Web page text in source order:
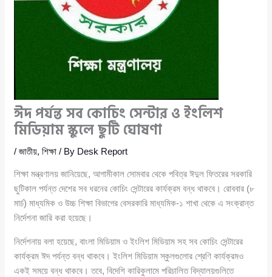
ঈদ পর্যন্ত সব কোচিং সেন্টার ও ইংলিশ
মিডিয়াম স্কুলে ছুটি ঘোষণা
/জাতীয়,শিক্ষা / By Desk Report
শিক্ষা মন্ত্রণালয় জানিয়েছে, আগামীকাল সোমবার থেকে পবিত্র ঈদুল ফিতরের সরকারি
ছুটিকাল পর্যন্ত দেশের সব ধরনের কোচিং সেন্টারের কার্যক্রম বন্ধ থাকবে। রোববার (৮
মার্চ) মাধ্যমিক ও উচ্চ শিক্ষা বিভাগের বেসরকারি মাধ্যমিক-১ শাখা থেকে এ সংক্রান্ত
নির্দেশনা জারি করা হয়েছে।
নির্দেশনায় বলা হয়েছে, বাংলা মিডিয়াম ও ইংলিশ মিডিয়াম সহ সব কোচিং সেন্টারের
কার্যক্রম ঈদ পর্যন্ত বন্ধ থাকবে। ইংলিশ মিডিয়াম স্কুলগুলোর শ্রেণি কার্যক্রমও
একই সময়ে বন্ধ থাকবে। তবে, বিদেশি কারিকুলামে পরিচালিত বিদ্যালয়গুলিতে